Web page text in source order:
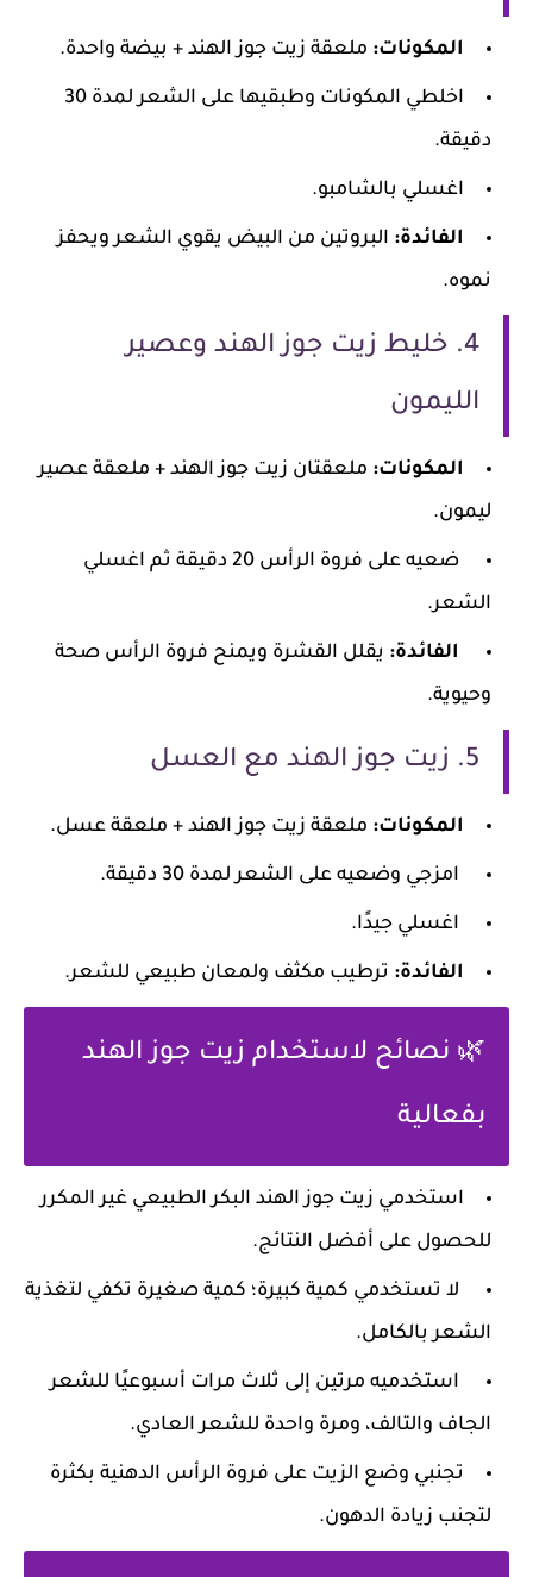
المكونات: ملعقة زيت جوز الهند + بيضة واحدة.
اخلطي المكونات وطبقيها على الشعر لمدة 30
دقيقة.
اغسلي بالشامبو.
الفائدة: البروتين من البيض يقوي الشعر ويحفز
نموه.
4. خليط زيت جوز الهند وعصير
الليمون
المكونات: ملعقتان زيت جوز الهند + ملعقة عصير
ليمون.
ضعيه على فروة الرأس 20 دقيقة ثم اغسلي
الشعر.
الفائدة: يقلل القشرة ويمنح فروة الرأس صحة
وحيوية.
5. زيت جوز الهند مع العسل
المكونات: ملعقة زيت جوز الهند + ملعقة عسل.
امزجي وضعيه على الشعر لمدة 30 دقيقة.
اغسلي جيدًا.
الفائدة: ترطيب مكثف ولمعان طبيعي للشعر.
🌿 نصائح لاستخدام زيت جوز الهند
بفعالية
استخدمي زيت جوز الهند البكر الطبيعي غير المكرر
للحصول على أفضل النتائج.
لا تستخدمي كمية كبيرة؛ كمية صغيرة تكفي لتغذية
الشعر بالكامل.
استخدميه مرتين إلى ثلاث مرات أسبوعيًا للشعر
الجاف والتالف، ومرة واحدة للشعر العادي.
تجنبي وضع الزيت على فروة الرأس الدهنية بكثرة
لتجنب زيادة الدهون.